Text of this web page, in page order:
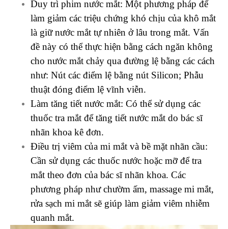
Duy trì phim nước mắt: Một phương pháp để
làm giảm các triệu chứng khó chịu của khô mắt
là giữ nước mắt tự nhiên ở lâu trong mắt. Vấn
đề này có thể thực hiện bằng cách ngăn không
cho nước mắt chảy qua đường lệ bằng các cách
như: Nút các điểm lệ bằng nút Silicon; Phẫu
thuật đóng điểm lệ vĩnh viễn.
Làm tăng tiết nước mắt: Có thể sử dụng các
thuốc tra mắt để tăng tiết nước mắt do bác sĩ
nhãn khoa kê đơn.
Điều trị viêm của mi mắt và bề mặt nhãn cầu:
Cần sử dụng các thuốc nước hoặc mỡ để tra
mắt theo đơn của bác sĩ nhãn khoa. Các
phương pháp như chườm ấm, massage mi mắt,
rửa sạch mi mắt sẽ giúp làm giảm viêm nhiễm
quanh mắt.